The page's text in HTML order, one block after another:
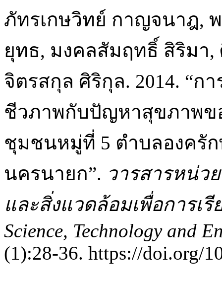
ภัทรเกษวิทย์ กาญจนาฎ,
ยุทธ, มงคลสัมฤทธิ์ สิริมา
จิตรสกุล ศิริกุล. 2014. “
ชีวภาพกับปัญหาสุขภาพ
ชุมชนหมู่ที่ 5 ตำบลองครัก
นครนายก”. วารสารหน่ว
และสิ่งแวดล้อมเพื่อการเรี
Science, Technology and
(1):28-36. https://doi.org/